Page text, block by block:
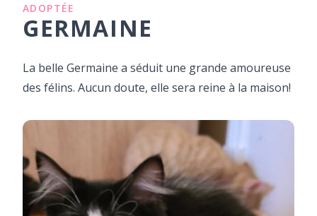
ADOPTÉE
GERMAINE
La belle Germaine a séduit une grande amoureuse
des félins. Aucun doute, elle sera reine à la maison!